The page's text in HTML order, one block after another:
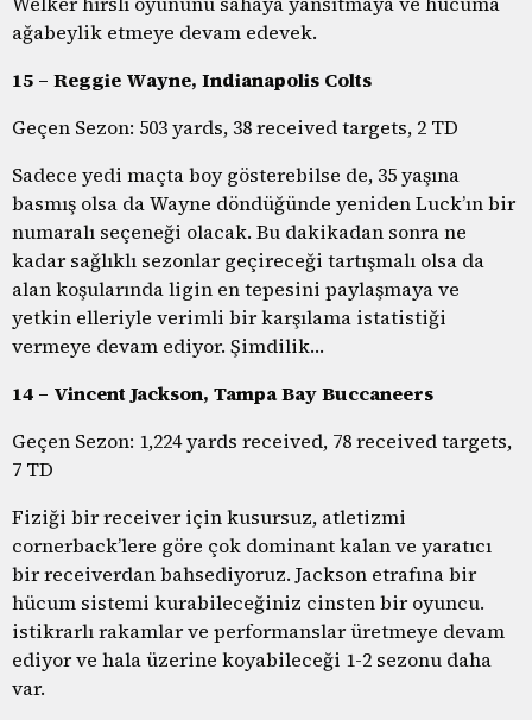
ağabeylik etmeye devam edevek.
15 – Reggie Wayne, Indianapolis Colts
Geçen Sezon: 503 yards, 38 received targets, 2 TD
Sadece yedi maçta boy gösterebilse de, 35 yaşına
basmış olsa da Wayne döndüğünde yeniden Luck’ın bir
numaralı seçeneği olacak. Bu dakikadan sonra ne
kadar sağlıklı sezonlar geçireceği tartışmalı olsa da
alan koşularında ligin en tepesini paylaşmaya ve
yetkin elleriyle verimli bir karşılama istatistiği
vermeye devam ediyor. Şimdilik…
14 – Vincent Jackson, Tampa Bay Buccaneers
Geçen Sezon: 1,224 yards received, 78 received targets,
7 TD
Fiziği bir receiver için kusursuz, atletizmi
cornerback’lere göre çok dominant kalan ve yaratıcı
bir receiverdan bahsediyoruz. Jackson etrafına bir
hücum sistemi kurabileceğiniz cinsten bir oyuncu.
istikrarlı rakamlar ve performanslar üretmeye devam
ediyor ve hala üzerine koyabileceği 1-2 sezonu daha
var.